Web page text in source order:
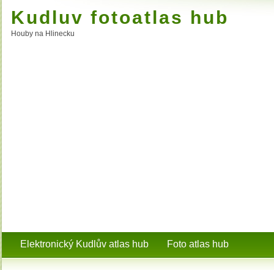
Kudluv fotoatlas hub
Houby na Hlinecku
Elektronický Kudlův atlas hub Foto atlas hub